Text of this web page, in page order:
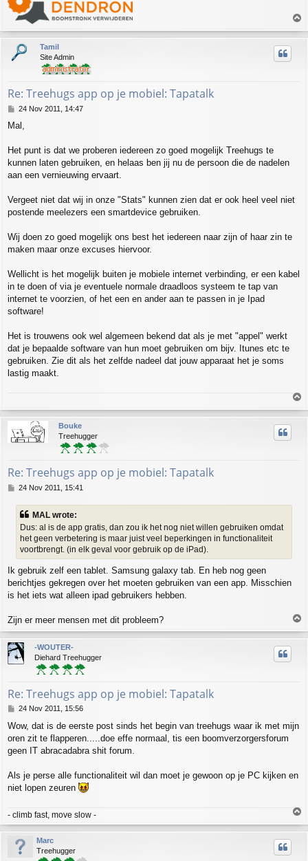
o
p
Tamil
Site Admin
Re: Treehugs app op je mobiel: Tapatalk
P
s
24 Nov 2011, 14:47
Mal,
Het punt is dat we proberen iedereen zo goed mogelijk Treehugs te
kunnen laten gebruiken, en helaas ben jij nu de persoon die de nadelen
aan een vernieuwing ervaart.
Vergeet niet dat wij in onze "Stats" kunnen zien dat er ook heel veel niet
postende meelezers een smartdevice gebruiken.
Wij doen zo goed mogelijk ons best het iedereen naar zijn of haar zin te
maken maar onze excuses hiervoor.
Wellicht is het mogelijk buiten je mobiele internet verbinding, er een kabel
in te doen of via je eventuele normale draadloos systeem te tap van
internet te voorzien, of het een en ander aan te passen in je Ipad
software!
Het is trouwens ook wel algemeen bekend dat als je met "appel" werkt
dat je bepaalde software van hun moet gebruiken om bijv. Itunes etc te
gebruiken. Zie dit als het zelfde nadeel dat jouw apparaat het je soms
lastig maakt.
o
p
Bouke
Treehugger
Re: Treehugs app op je mobiel: Tapatalk
P
s
24 Nov 2011, 15:41
MAL wrote:
Dus: al is de app gratis, dan zou ik het nog niet willen gebruiken omdat
het geen verbetering is maar juist veel beperkingen in functionaliteit
voortbrengt. (in elk geval voor gebruik op de iPad).
Ik gebruik zelf een tablet. Samsung galaxy tab. En heb nog geen
berichtjes gekregen over het moeten gebruiken van een app. Misschien
is het iets wat alleen ipad gebruikers hebben.
Zijn er meer mensen met dit probleem?
p
-WOUTER-
Diehard Treehugger
Re: Treehugs app op je mobiel: Tapatalk
P
s
t
24 Nov 2011, 15:56
Wow, dat is de eerste post sinds het begin van treehugs waar ik met mijn
oren zit te flapperen.....doe effe normaal, tis een boomverzorgersforum
geen IT abracadabra shit forum.
Als je perse alle functionaliteit wil dan moet je gewoon op je PC kijken en
niet lopen zeuren
- climb fast, move slow -
o
p
Marc
Treehugger